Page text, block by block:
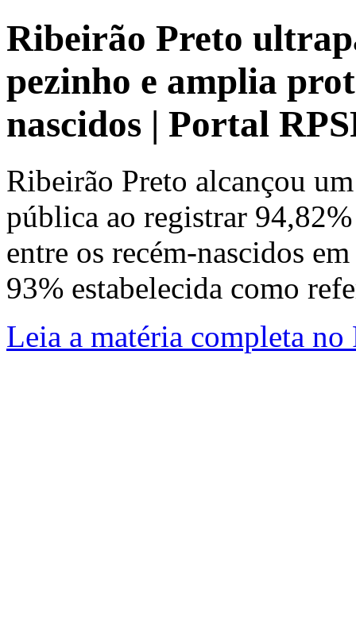
Ribeirão Preto
pezinho e amplia
nascidos | Portal
Ribeirão Preto alcançou
pública ao registrar
entre os recém-nascidos
93% estabelecida como
Leia a matéria completa no